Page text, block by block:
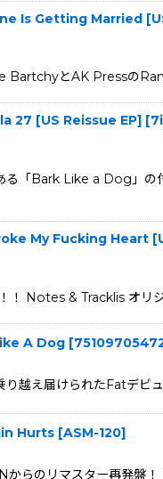
Is Getting Married [US
とAK Pressの
[US Reissue EP]
「Bark Like a Dog」の
My Fucking Heart
！ Notes & Tracklis オ
A Dog [
り越え届けられたFatデ
Hurts [ASM-120]
からのリマスター再発盤